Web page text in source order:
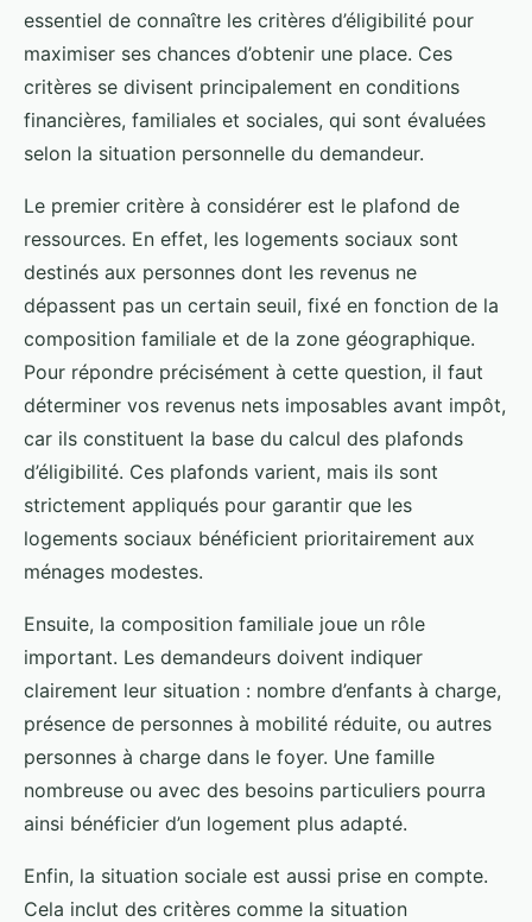
essentiel de connaître les critères d’éligibilité pour
maximiser ses chances d’obtenir une place. Ces
critères se divisent principalement en conditions
financières, familiales et sociales, qui sont évaluées
selon la situation personnelle du demandeur.
Le premier critère à considérer est le plafond de
ressources. En effet, les logements sociaux sont
destinés aux personnes dont les revenus ne
dépassent pas un certain seuil, fixé en fonction de la
composition familiale et de la zone géographique.
Pour répondre précisément à cette question, il faut
déterminer vos revenus nets imposables avant impôt,
car ils constituent la base du calcul des plafonds
d’éligibilité. Ces plafonds varient, mais ils sont
strictement appliqués pour garantir que les
logements sociaux bénéficient prioritairement aux
ménages modestes.
Ensuite, la composition familiale joue un rôle
important. Les demandeurs doivent indiquer
clairement leur situation : nombre d’enfants à charge,
présence de personnes à mobilité réduite, ou autres
personnes à charge dans le foyer. Une famille
nombreuse ou avec des besoins particuliers pourra
ainsi bénéficier d’un logement plus adapté.
Enfin, la situation sociale est aussi prise en compte.
Cela inclut des critères comme la situation